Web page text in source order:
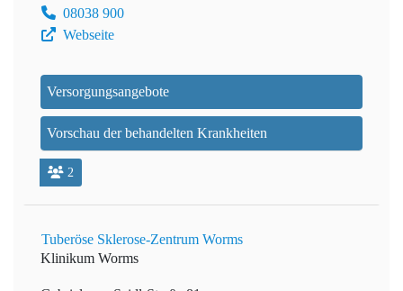
08038 900
Webseite
Versorgungsangebote
Vorschau der behandelten Krankheiten
2
Tuberöse Sklerose-Zentrum Worms
Klinikum Worms